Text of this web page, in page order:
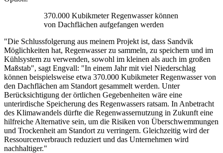
370.000 Kubikmeter Regenwasser können
von Dachflächen aufgefangen werden
"Die Schlussfolgerung aus meinem Projekt ist, dass Sandvik
Möglichkeiten hat, Regenwasser zu sammeln, zu speichern und im
Kühlsystem zu verwenden, sowohl im kleinen als auch im großen
Maßstab", sagt Engvall: "In einem Jahr mit viel Niederschlag
können beispielsweise etwa 370.000 Kubikmeter Regenwasser von
den Dachflächen am Standort gesammelt werden. Unter
Berücksichtigung der örtlichen Gegebenheiten wäre eine
unterirdische Speicherung des Regenwassers ratsam. In Anbetracht
des Klimawandels dürfte die Regenwassernutzung in Zukunft eine
hilfreiche Alternative sein, um die Risiken von Überschwemmungen
und Trockenheit am Standort zu verringern. Gleichzeitig wird der
Ressourcenverbrauch reduziert und das Unternehmen wird
nachhaltiger."